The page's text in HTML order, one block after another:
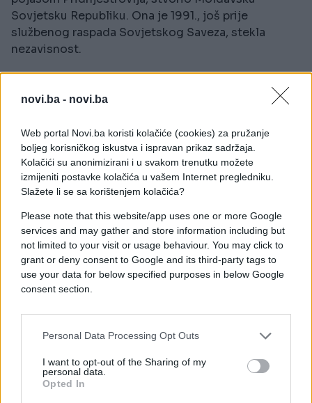
novi.ba - novi.ba
Web portal Novi.ba koristi kolačiće (cookies) za pružanje
boljeg korisničkog iskustva i ispravan prikaz sadržaja.
Kolačići su anonimizirani i u svakom trenutku možete
izmijeniti postavke kolačića u vašem Internet pregledniku.
Slažete li se sa korištenjem kolačića?
Please note that this website/app uses one or more Google
services and may gather and store information including but
not limited to your visit or usage behaviour. You may click to
grant or deny consent to Google and its third-party tags to
use your data for below specified purposes in below Google
consent section.
Personal Data Processing Opt Outs
I want to opt-out of the Sharing of my
personal data.
Opted In
Sovjetsku Republiku. Ona je 1991., još prije
službenog raspada Sovjetskog Saveza, stekla
nezavisnost.
unionističke ideje nisu imale značajniju političku
navodno „fašističko ujedinjenje” Moldove i
Rumunije. To je bio i jedan od narativa koji su
doprinijeli postepenom odvajanju Pridnjestrovlja
od 1990. do 1992. – procesu koji je bio praćen
prvim ratom Rusije nakon raspada Sovjetskog
Saveza.
Možda bi ipak bilo bolje...
U Republici Moldaviji, prema istraživanju iz marta
svog suvereniteta i postati tek siromašna pokrajina
susjedne Rumunije. Ipak, broj onih koji podržavaju
ujedinjenje raste, a u Rumuniji to zagovara oko 72
posto ispitanih.